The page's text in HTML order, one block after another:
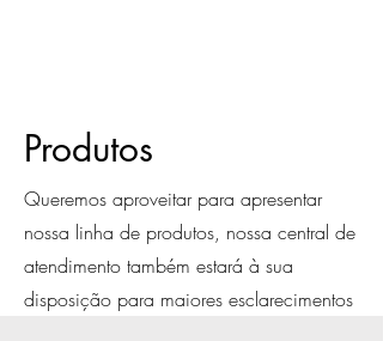
Produtos
Queremos aproveitar para apresentar
nossa linha de produtos, nossa central de
atendimento também estará à sua
disposição para maiores esclarecimentos